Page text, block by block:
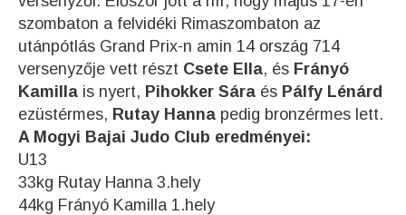
szombaton a felvidéki Rimaszombaton az
utánpótlás Grand Prix-n amin 14 ország 714
versenyzője vett részt Csete Ella, és Frányó
Kamilla is nyert, Pihokker Sára és Pálfy Lénárd
ezüstérmes, Rutay Hanna pedig bronzérmes lett.
A Mogyi Bajai Judo Club eredményei:
U13
33kg Rutay Hanna 3.hely
44kg Frányó Kamilla 1.hely